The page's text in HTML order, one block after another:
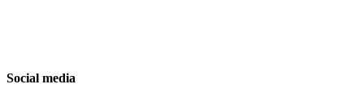
Social media